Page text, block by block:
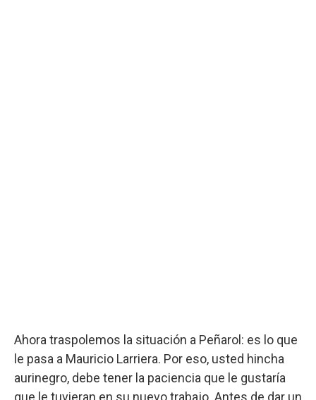
Ahora traspolemos la situación a Peñarol: es lo que
le pasa a Mauricio Larriera. Por eso, usted hincha
aurinegro, debe tener la paciencia que le gustaría
que le tuvieran en su nuevo trabajo. Antes de dar un